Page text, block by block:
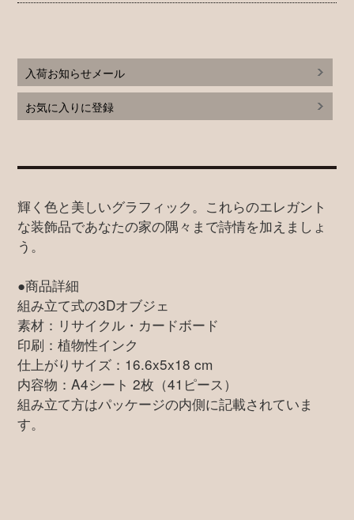
入荷お知らせメール
お気に入りに登録
輝く色と美しいグラフィック。これらのエレガント
な装飾品であなたの家の隅々まで詩情を加えましょ
う。
●商品詳細
組み立て式の3Dオブジェ
素材：リサイクル・カードボード
印刷：植物性インク
仕上がりサイズ：16.6x5x18 cm
内容物：A4シート 2枚（41ピース）
組み立て方はパッケージの内側に記載されていま
す。